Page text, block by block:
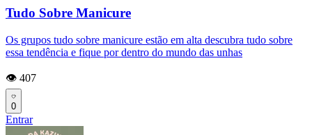
Tudo Sobre Manicure
Os grupos tudo sobre manicure estão em alta descubra tudo sobre
essa tendência e fique por dentro do mundo das unhas
👁️ 407
0
Entrar